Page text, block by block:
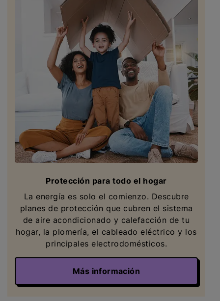
Protección para todo el hogar
La energía es solo el comienzo. Descubre
planes de protección que cubren el sistema
de aire acondicionado y calefacción de tu
hogar, la plomería, el cableado eléctrico y los
principales electrodomésticos.
Más información